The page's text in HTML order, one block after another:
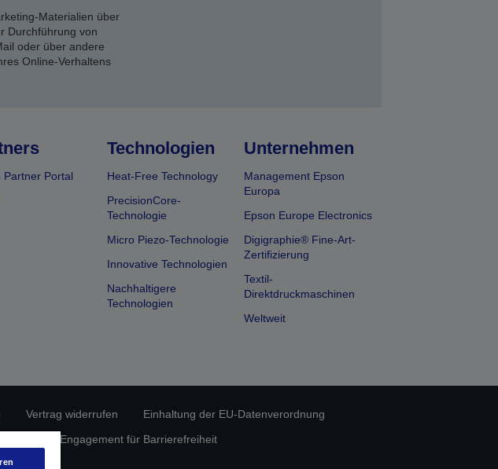
Materialien über
Durchführung von
oder über andere
Online-Verhaltens
Partner Portal
Technologien
Heat-Free Technology
PrecisionCore-
Technologie
Micro Piezo-Technologie
Innovative Technologien
Nachhaltigere
Technologien
Unternehmen
Management Epson
Europa
Epson Europe Electronics
Digigraphie® Fine-Art-
Zertifizierung
Textil-
Direktdruckmaschinen
Weltweit
Vertrag widerrufen
Einhaltung der EU-Datenverordnung
Epson Engagement für Barrierefreiheit